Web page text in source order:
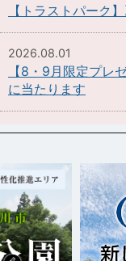
【トラストパーク
2026.08.01
【8・9月限定プレ
に当たります